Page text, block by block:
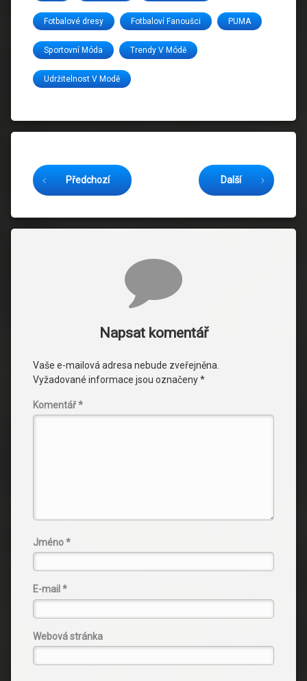
Fotbalové dresy Fotbaloví Fanoušci PUMA
Sportovní Móda Trendy V Módě
Udržitelnost V Modě
Předchozí Další
Napsat komentář
Vaše e-mailová adresa nebude zveřejněna.
Vyžadované informace jsou označeny*
Komentář*
Jméno*
E-mail *
Webová stránka